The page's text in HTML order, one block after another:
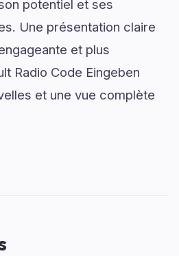
potentiel et ses
Une présentation claire
et plus
Radio Code Eingeben
et une vue complète